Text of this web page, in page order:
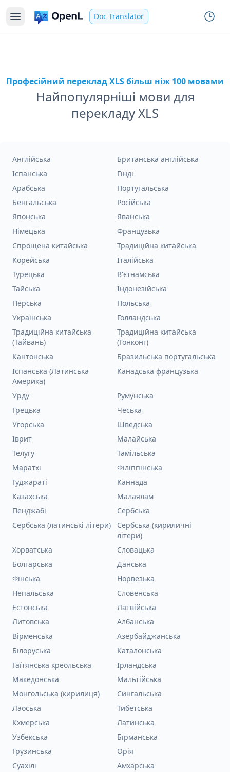
Doc Translator
Професійний переклад XLS більш ніж 100 мовами
Найпопулярніші мови для
перекладу XLS
Англійська
Британська англійська
Іспанська
Гінді
Арабська
Португальська
Бенгальська
Російська
Японська
Яванська
Німецька
Французька
Спрощена китайська
Традиційна китайська
Корейська
Італійська
Турецька
В'єтнамська
Тайська
Індонезійська
Перська
Польська
Українська
Голландська
Традиційна китайська
(Тайвань)
Традиційна китайська
(Гонконг)
Кантонська
Бразильська португальська
Іспанська (Латинська
Америка)
Канадська французька
Урду
Румунська
Грецька
Чеська
Угорська
Шведська
Іврит
Малайська
Телугу
Тамільська
Маратхі
Філіппінська
Гуджараті
Каннада
Казахська
Малаялам
Пенджабі
Сербська
Сербська (латинські літери)
Сербська (кириличні
літери)
Хорватська
Словацька
Болгарська
Данська
Фінська
Норвезька
Непальська
Словенська
Естонська
Латвійська
Литовська
Албанська
Вірменська
Азербайджанська
Білоруська
Каталонська
Гаїтянська креольська
Ірландська
Македонська
Мальтійська
Монгольська (кирилиця)
Сингальська
Лаоська
Тибетська
Кхмерська
Латинська
Узбекська
Бірманська
Грузинська
Орія
Суахілі
Амхарська